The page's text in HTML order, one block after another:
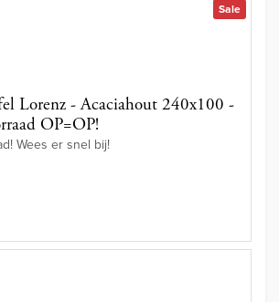
Sale
Lorenz - Acaciahout 240x100 -
OP=OP!
Wees er snel bij!